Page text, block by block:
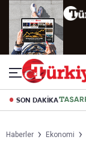
SON DAKİKA
Haberler Ekonomi